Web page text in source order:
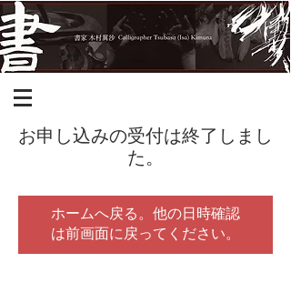
お申し込みの受付は終了しまし
た。
ホームへ戻る。他の日時確認
は前画面に戻ってください。